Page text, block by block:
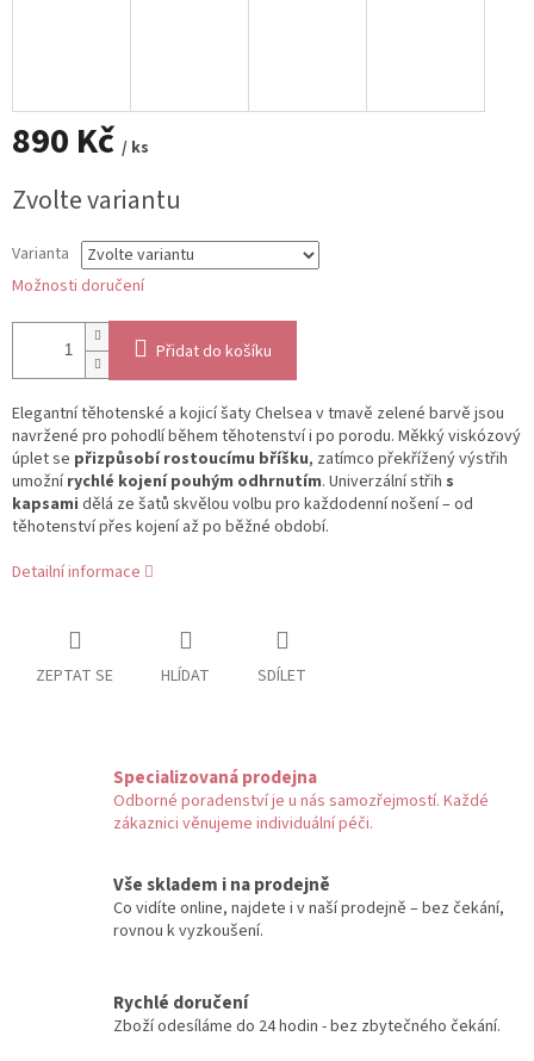
890 Kč / ks
cena:
Zvolte variantu
Varianta
Možnosti doručení
Přidat do košíku
Elegantní těhotenské a kojicí šaty Chelsea v tmavě zelené barvě jsou
navržené pro pohodlí během těhotenství i po porodu. Měkký viskózový
úplet se přizpůsobí rostoucímu bříšku, zatímco překřížený výstřih
umožnírychlé kojení pouhým odhrnutím. Univerzální střih s
kapsami dělá ze šatů skvělou volbu pro každodenní nošení – od
těhotenství přes kojení až po běžné období.
Detailní informace
ZEPTAT SE HLÍDAT SDÍLET
Specializovaná prodejna
Odborné poradenství je u nás samozřejmostí. Každé
zákaznici věnujeme individuální péči.
Vše skladem i na prodejně
Co vidíte online, najdete i v naší prodejně – bez čekání,
rovnou k vyzkoušení.
Rychlé doručení
Zboží odesíláme do 24 hodin - bez zbytečného čekání.